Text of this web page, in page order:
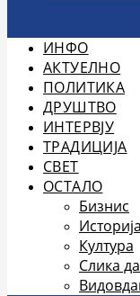
ИНФО
АКТУЕЛНО
ПОЛИТИКА
ДРУШТВО
ИНТЕРВЈУ
ТРАДИЦИЈА
СВЕТ
ОСТАЛО
Бизнис
Историја
Култура
Слика